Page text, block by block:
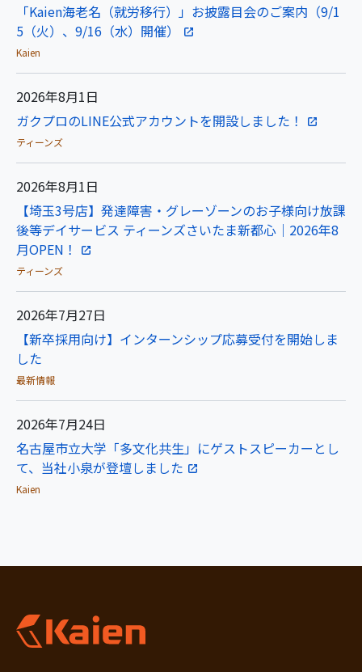
「Kaien海老名（就労移行）」お披露目会のご案内（9/1
5（火）、9/16（水）開催）
Kaien
2026年8月1日
ガクプロのLINE公式アカウントを開設しました！
ティーンズ
2026年8月1日
【埼玉3号店】発達障害・グレーゾーンのお子様向け放課
後等デイサービス ティーンズさいたま新都心｜2026年8
月OPEN！
ティーンズ
2026年7月27日
【新卒採用向け】インターンシップ応募受付を開始しま
した
最新情報
2026年7月24日
名古屋市立大学「多文化共生」にゲストスピーカーとし
て、当社小泉が登壇しました
Kaien